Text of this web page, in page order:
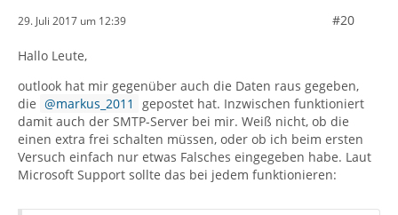
29. Juli 2017 um 12:39 #20
Hallo Leute,
outlook hat mir gegenüber auch die Daten raus gegeben,
die
markus_2011
gepostet hat. Inzwischen funktioniert
damit auch der SMTP-Server bei mir. Weiß nicht, ob die
einen extra frei schalten müssen, oder ob ich beim ersten
Versuch einfach nur etwas Falsches eingegeben habe. Laut
Microsoft Support sollte das bei jedem funktionieren: